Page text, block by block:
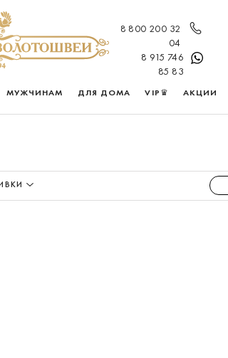
8 800 200 32
04
8 915 746
85 83
МУЖЧИНАМ ДЛЯ ДОМА VIP♛ АКЦИИ